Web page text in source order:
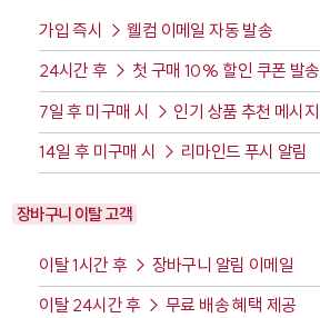
가입 즉시 → 웰컴 이메일 자동 발송
24시간 후 → 첫 구매 10% 할인 쿠폰 발송
7일 후 미구매 시 → 인기 상품 추천 메시지
14일 후 미구매 시 → 리마인드 푸시 알림
장바구니 이탈 고객
이탈 1시간 후 → 장바구니 알림 이메일
이탈 24시간 후 → 무료 배송 혜택 제공